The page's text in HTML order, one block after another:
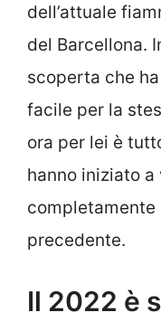
dell’attuale
del Barcellona.
scoperta che
facile per la
ora per lei è
hanno iniziato
precedente.
Il 2022 è